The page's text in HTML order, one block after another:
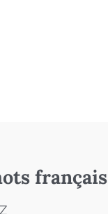
français
Z